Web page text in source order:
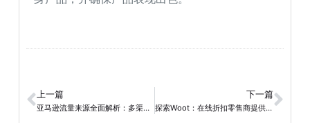
上一篇
亚马逊流量来源全面解析：多渠道助力产品曝光（上）
下一篇
探索Woot：在线折扣零售商提供的优质产品和特色服务